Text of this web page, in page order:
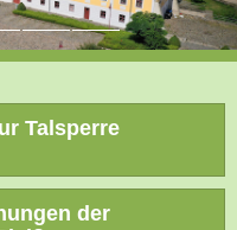
Talsperre
der